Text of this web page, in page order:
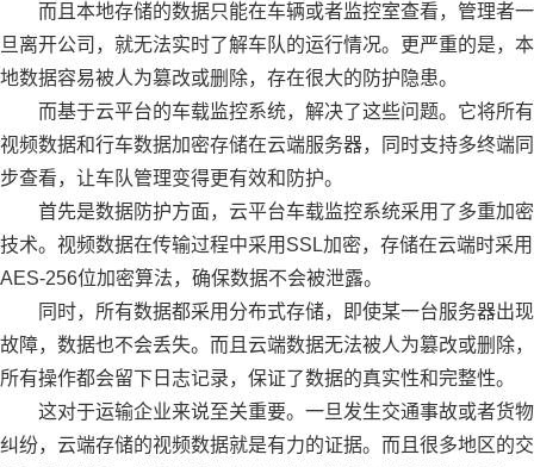
而且本地存储的数据只能在车辆或者监控室查看，管理者一
旦离开公司，就无法实时了解车队的运行情况。更严重的是，本
地数据容易被人为篡改或删除，存在很大的防护隐患。
而基于云平台的车载监控系统，解决了这些问题。它将所有
视频数据和行车数据加密存储在云端服务器，同时支持多终端同
步查看，让车队管理变得更有效和防护。
首先是数据防护方面，云平台车载监控系统采用了多重加密
技术。视频数据在传输过程中采用SSL加密，存储在云端时采用
AES-256位加密算法，确保数据不会被泄露。
同时，所有数据都采用分布式存储，即使某一台服务器出现
故障，数据也不会丢失。而且云端数据无法被人为篡改或删除，
所有操作都会留下日志记录，保证了数据的真实性和完整性。
这对于运输企业来说至关重要。一旦发生交通事故或者货物
纠纷，云端存储的视频数据就是有力的证据。而且很多地区的交